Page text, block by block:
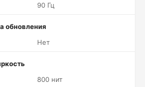
90 Гц
обновления
Нет
800 нит